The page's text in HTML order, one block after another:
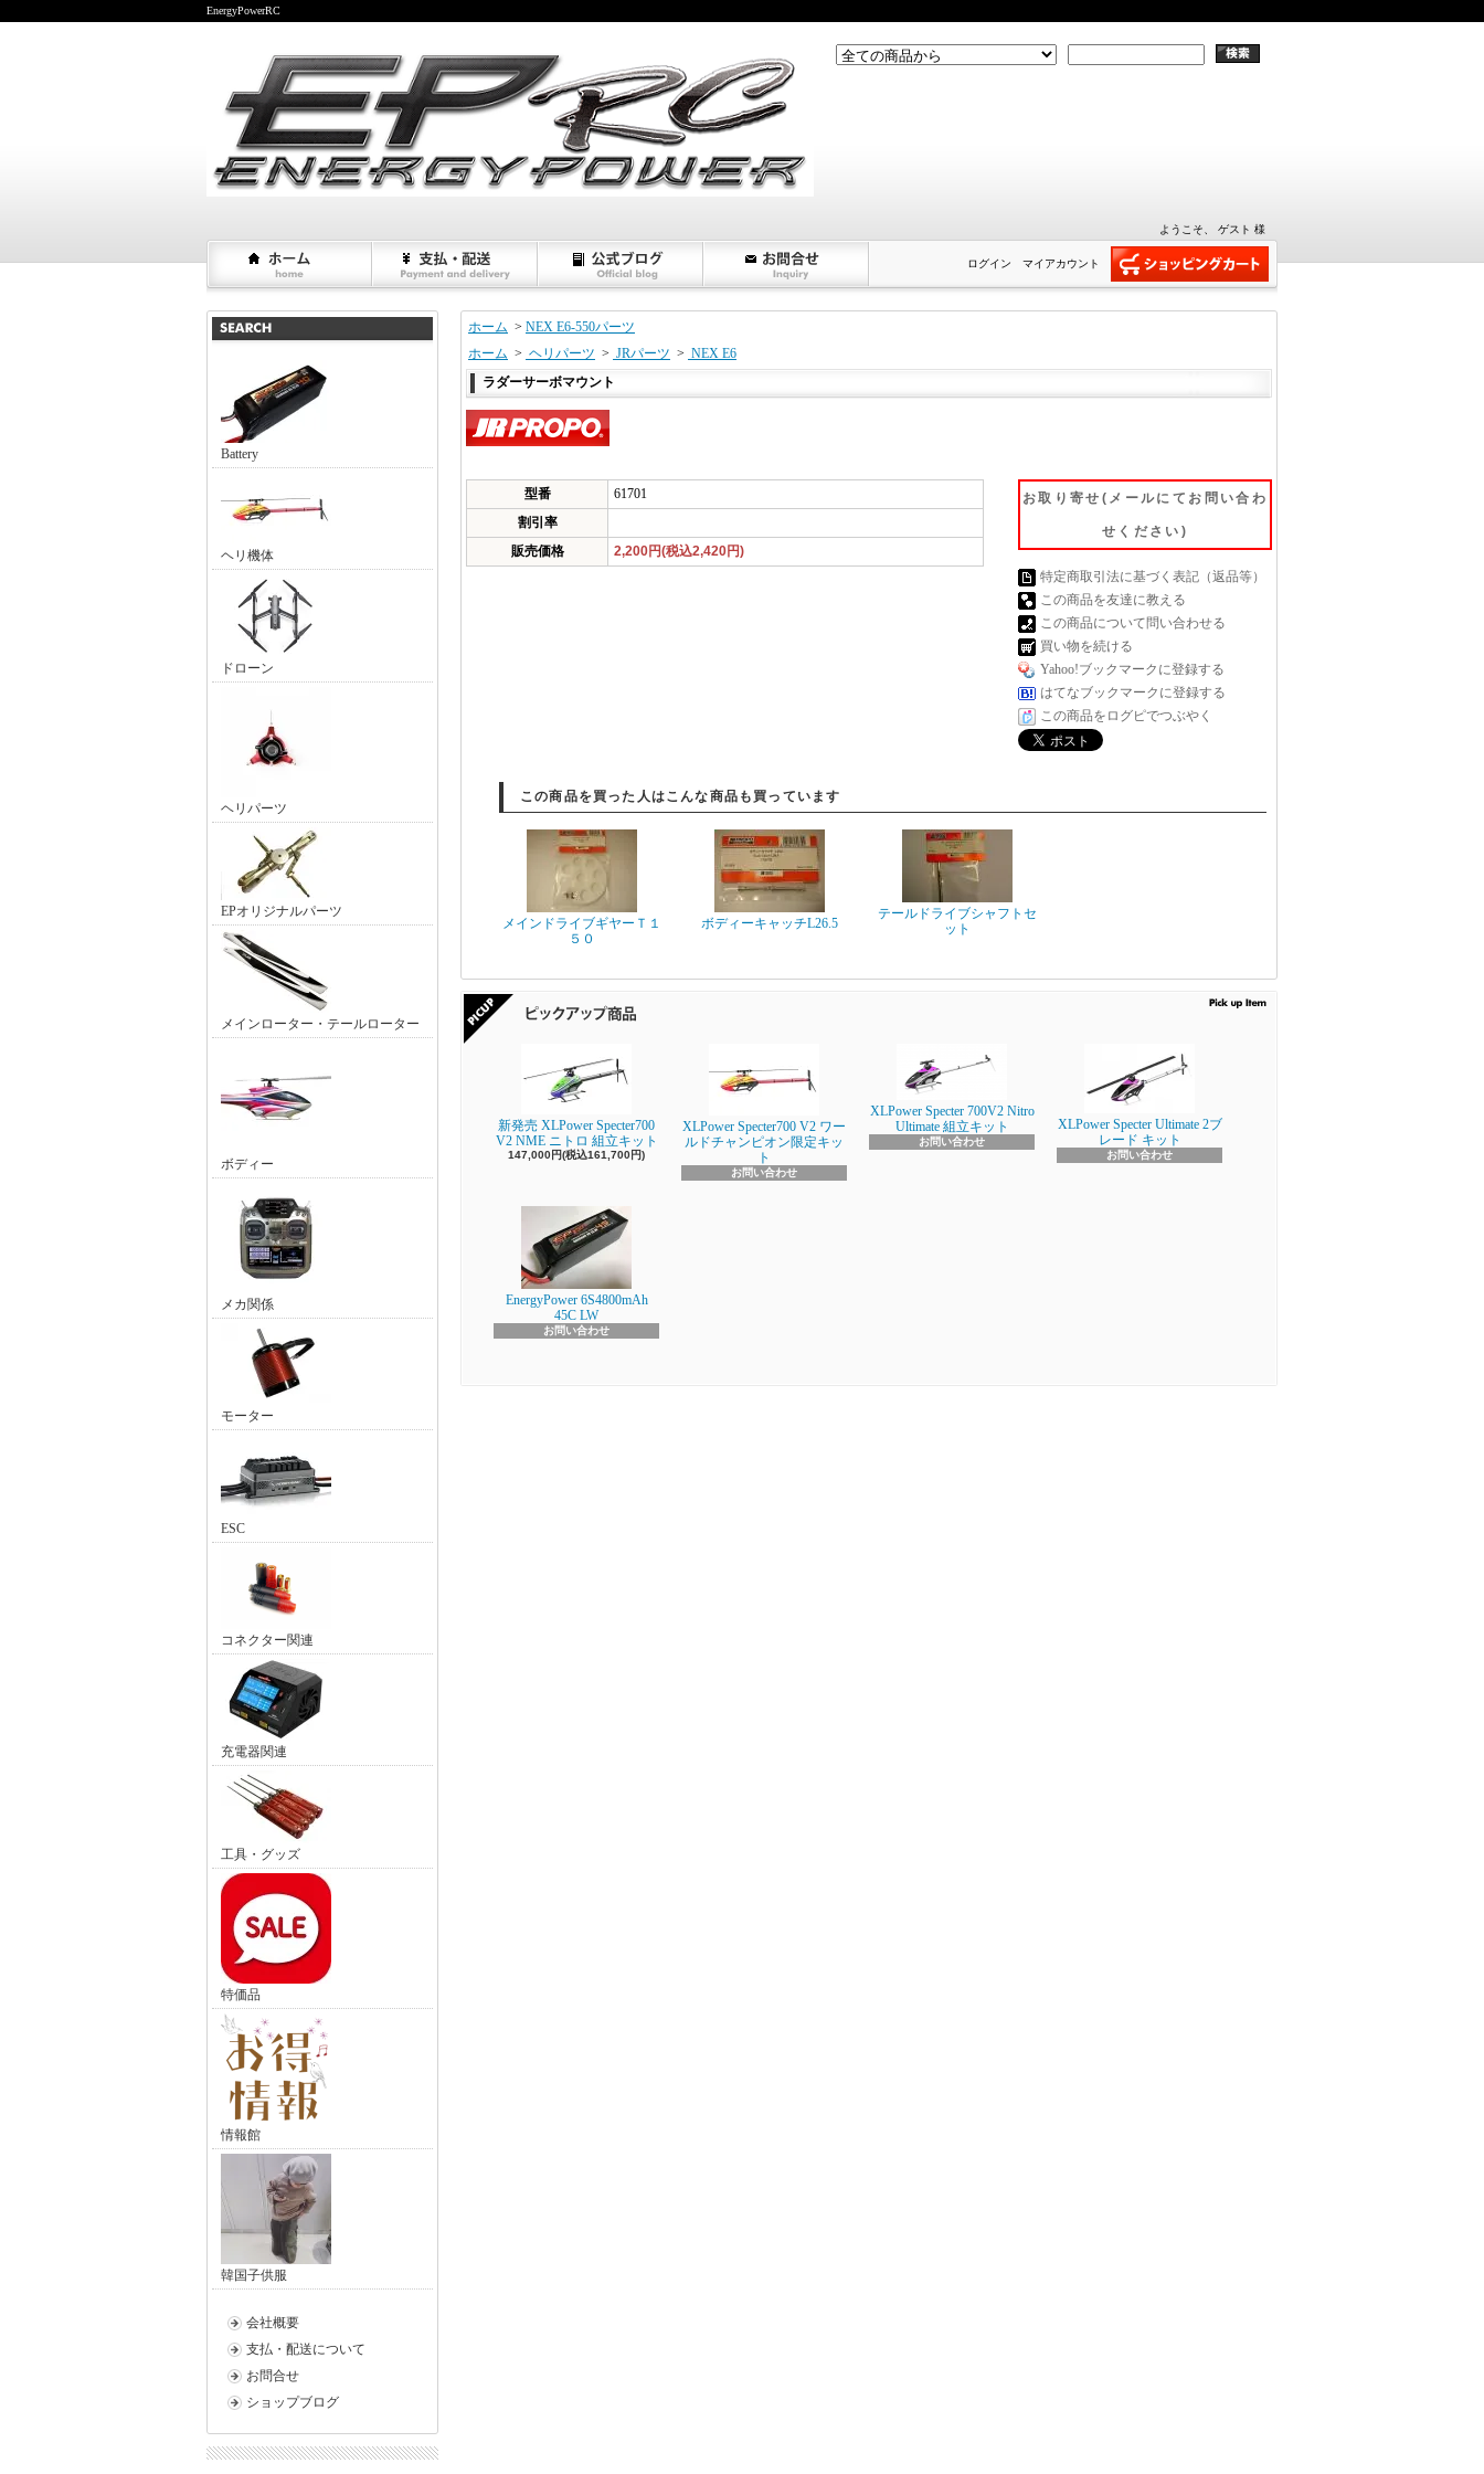
EnergyPowerRC
ようこそ、 ゲスト 様
マイアカウント
ログイン
Battery
ヘリ機体
ドローン
ヘリパーツ
EPオリジナルパーツ
メインローター・テールローター
ボディー
メカ関係
モーター
ESC
コネクター関連
充電器関連
工具・グッズ
特価品
情報館
韓国子供服
会社概要
支払・配送について
お問合せ
ショップブログ
ホーム > NEX E6-550パーツ
ホーム > ヘリパーツ > JRパーツ > NEX E6
ラダーサーボマウント
型番
61701
割引率
販売価格
2,200円(税込2,420円)
お取り寄せ(メールにてお問い合わ
せください)
特定商取引法に基づく表記（返品等）
この商品を友達に教える
この商品について問い合わせる
買い物を続ける
Yahoo!ブックマークに登録する
はてなブックマークに登録する
この商品をログピでつぶやく
この商品を買った人はこんな商品も買っています
メインドライブギヤーＴ１
５０
ボディーキャッチL26.5
テールドライブシャフトセ
ット
新発売 XLPower Specter700
V2 NME ニトロ 組立キット
147,000円(税込161,700円)
XLPower Specter700 V2 ワー
ルドチャンピオン限定キッ
ト
お問い合わせ
XLPower Specter 700V2 Nitro
Ultimate 組立キット
お問い合わせ
XLPower Specter Ultimate 2ブ
レード キット
お問い合わせ
EnergyPower 6S4800mAh
45C LW
お問い合わせ